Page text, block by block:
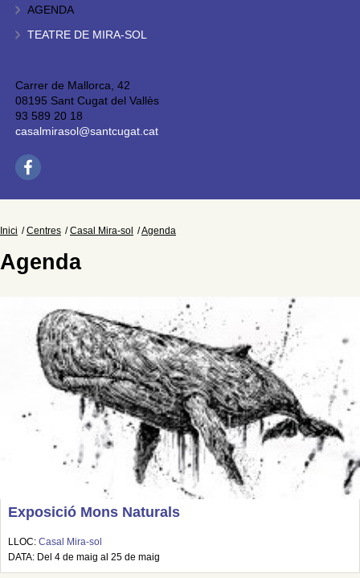
AGENDA
TEATRE DE MIRA-SOL
Carrer de Mallorca, 42
08195 Sant Cugat del Vallès
93 589 20 18
casalmirasol@santcugat.cat
Inici Centres Casal Mira-sol Agenda
Agenda
Exposició Mons Naturals
LLOC: Casal Mira-sol
DATA: Del 4 de maig al 25 de maig